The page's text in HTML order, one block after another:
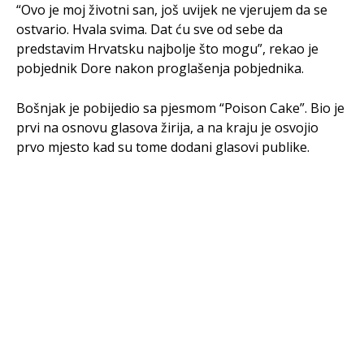
“Ovo je moj životni san, još uvijek ne vjerujem da se
ostvario. Hvala svima. Dat ću sve od sebe da
predstavim Hrvatsku najbolje što mogu”, rekao je
pobjednik Dore nakon proglašenja pobjednika.
Bošnjak je pobijedio sa pjesmom “Poison Cake”. Bio je
prvi na osnovu glasova žirija, a na kraju je osvojio
prvo mjesto kad su tome dodani glasovi publike.